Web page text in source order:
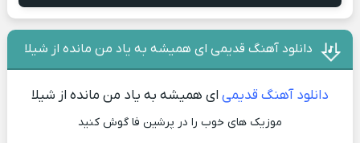
دانلود آهنگ قدیمی ای همیشه به یاد من مانده از شیلا
دانلود آهنگ قدیمی ای همیشه به یاد من مانده از شیلا
موزیک های خوب را در پرشین فا گوش کنید